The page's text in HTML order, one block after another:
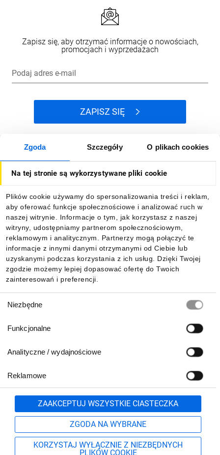
Zgoda Szczegóły O plikach cookies
Na tej stronie są wykorzystywane pliki cookie
Plików cookie używamy do spersonalizowania treści i reklam,
aby oferować funkcje społecznościowe i analizować ruch w
naszej witrynie. Informacje o tym, jak korzystasz z naszej
witryny, udostępniamy partnerom społecznościowym,
reklamowym i analitycznym. Partnerzy mogą połączyć te
informacje z innymi danymi otrzymanymi od Ciebie lub
uzyskanymi podczas korzystania z ich usług. Dzięki Twojej
zgodzie możemy lepiej dopasować ofertę do Twoich
zainteresowań i preferencji.
zgody
Niezbędne
Funkcjonalne
Analityczne / wydajnościowe
Reklamowe
ZAAKCEPTUJ WSZYSTKIE CIASTECZKA
ZGODA NA WYBRANE
KORZYSTAJ WYŁĄCZNIE Z NIEZBĘDNYCH
PLIKÓW COOKIE
Zapisz się, aby otrzymać informacje o nowościach,
promocjach i wyprzedażach
Podaj adres e-mail
ZAPISZ SIĘ
Dla kupujących
Informacje
Pobierz naszą aplikację mobilną:
Biuro Obsługi Klienta:
801 500 700 lub
71 37 61 600
pn.-pt. 8:00-16:00